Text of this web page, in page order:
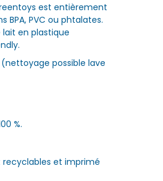
est entièrement
BPA, PVC ou phtalates.
en plastique
possible lave
%.
et imprimé